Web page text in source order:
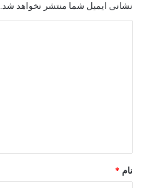
نشانی ایمیل شما منتشر نخواهد شد.
نام *